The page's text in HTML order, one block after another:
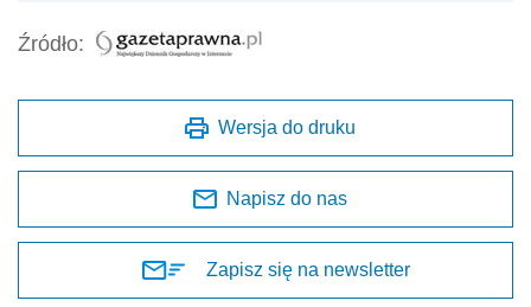
Źródło:
Wersja do druku
Napisz do nas
Zapisz się na newsletter